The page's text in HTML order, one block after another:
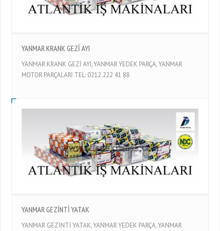
YANMAR KRANK GEZİ AYI
YANMAR KRANK GEZİ AYI, YANMAR YEDEK PARÇA, YANMAR
MOTOR PARÇALARI TEL: 0212 222 41 88
YANMAR GEZİNTİ YATAK
YANMAR GEZİNTİ YATAK, YANMAR YEDEK PARÇA, YANMAR